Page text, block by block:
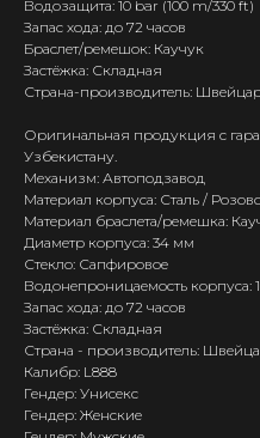
Водозащита: 10 bar (100 m/330 ft)
Запас хода: до 72 часов
Браслет/ремешок: Каучук
Застёжка: Складная
Страна-производитель:
Оригинальная продукция с
Узбекистану.
Механизм: Автоподзавод
Материал корпуса: Сталь /
Материал браслета/ремешка:
Диаметр корпуса: 34 мм
Стекло: Сапфировое
Водонепроницаемость корпуса:
Запас хода: до 72 часов
Застёжка: Складная
Страна - производитель:
Калибр: L888
Гендер: Унисекс
Гендер: Женские